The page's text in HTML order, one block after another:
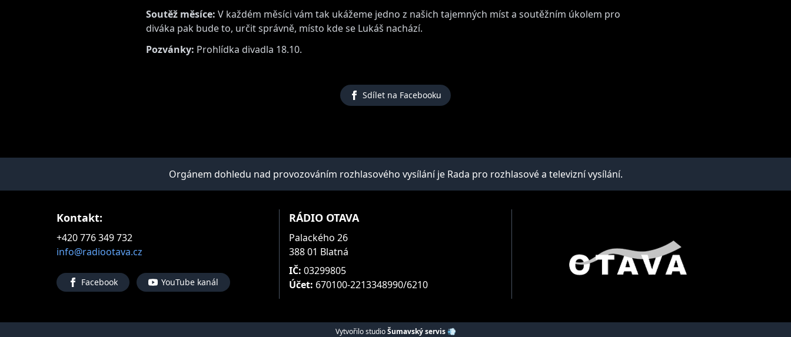
Soutěž měsíce: V každém měsíci vám tak ukážeme jedno z našich tajemných míst a soutěžním úkolem pro
diváka pak bude to, určit správně, místo kde se Lukáš nachází.
Pozvánky: Prohlídka divadla 18.10.
Sdílet na Facebooku
Orgánem dohledu nad provozováním rozhlasového vysílání je Rada pro rozhlasové a televizní vysílání.
Kontakt:
+420 776 349 732
info@radiootava.cz
Facebook YouTube kanál
RÁDIO OTAVA
Palackého 26
388 01 Blatná
IČ: 03299805
Účet: 670100-2213348990/6210
Vytvořilo studioŠumavský servis 💨